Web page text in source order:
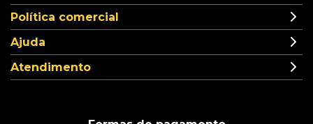
Política comercial
Ajuda
Atendimento